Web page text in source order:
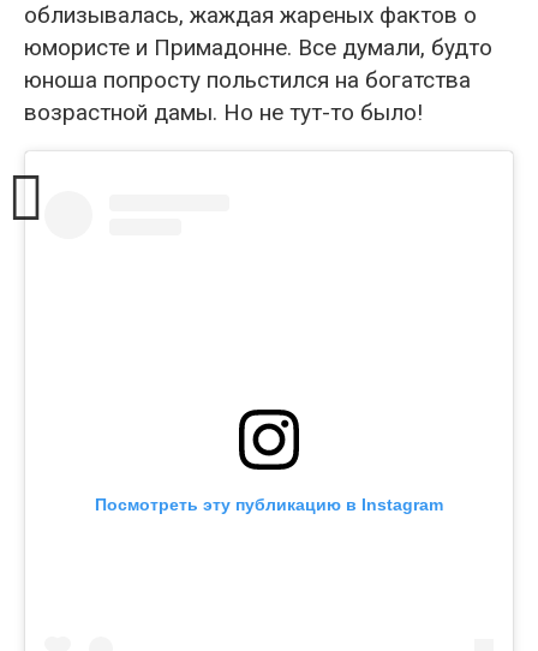
облизывалась, жаждая жареных фактов о
юмористе и Примадонне. Все думали, будто
юноша попросту польстился на богатства
возрастной дамы. Но не тут-то было!
Посмотреть эту публикацию в Instagram